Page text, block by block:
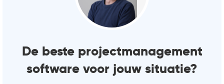
De beste projectmanagement
software voor jouw situatie?